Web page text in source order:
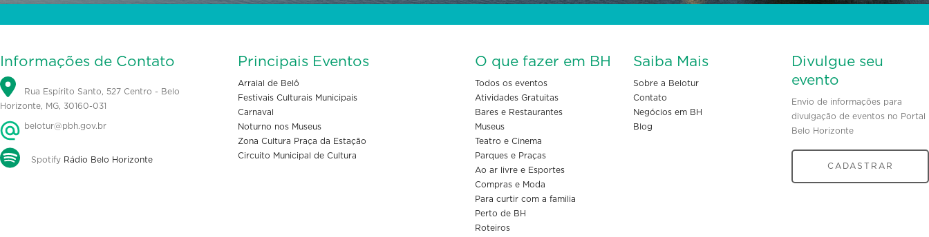
Informações de Contato
Rua Espírito Santo, 527 Centro - Belo
Horizonte, MG, 30160-031
belotur@pbh.gov.br
Spotify Rádio Belo Horizonte
Principais Eventos
Arraial de Belô
Festivais Culturais Municipais
Carnaval
Noturno nos Museus
Zona Cultura Praça da Estação
Circuito Municipal de Cultura
O que fazer em BH
Todos os eventos
Atividades Gratuitas
Bares e Restaurantes
Museus
Teatro e Cinema
Parques e Praças
Ao ar livre e Esportes
Compras e Moda
Para curtir com a familia
Perto de BH
Roteiros
Saiba Mais
Sobre a Belotur
Contato
Negócios em BH
Blog
Divulgue seu
evento
Envio de informações para
divulgação de eventos no Portal
Belo Horizonte
CADASTRAR